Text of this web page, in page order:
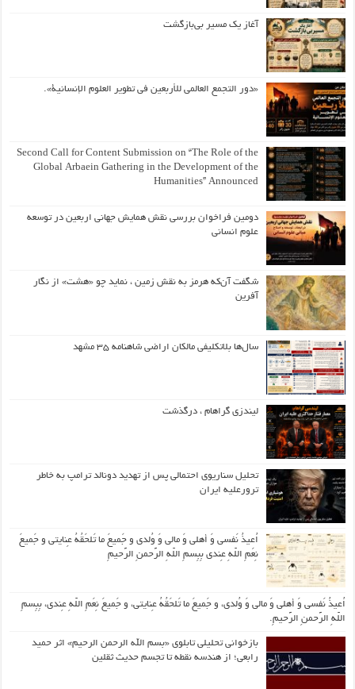
آغاز یک مسیر بی‌بازگشت
«دور التجمع العالمي للأربعين في تطوير العلوم الإنسانية».
Second Call for Content Submission on “The Role of the
Global Arbaein Gathering in the Development of the
Humanities” Announced
دومین فراخوان بررسی نقش همایش جهانی اربعین در توسعه
علوم انسانی
شگفت آن‌که هرمز به نقش زمین ، نماید چو «هشت» از نگار
آفرین
سال‌ها بلاتکلیفی مالکان اراضی شاهنامه ۳۵ مشهد
لیندزی گراهام ، درگذشت
تحلیل سناریوی احتمالی پس از تهدید دونالد ترامپ به خاطر
ترورعلیه ایران
اُعیذُ نَفسی وَ أهلی وَ مالی وَ وُلدی و جَمیعَ ما تَلحَقُهُ عِنایتی و جَمیعَ
نِعَمِ اللّهِ عِندی بِبِسمِ اللّهِ الرَّحمنِ الرَّحیمِ
اُعیذُ نَفسی وَ أهلی وَ مالی وَ وُلدی، و جَمیعَ ما تَلحَقُهُ عِنایتی، و جَمیعَ نِعَمِ اللّهِ عِندی، بِبِسمِ
اللّهِ الرَّحمنِ الرَّحیمِ.
بازخوانی تحلیلی تابلوی «بسم الله الرحمن الرحیم» اثر حمید
رابعی؛ از هندسه نقطه تا تجسم حدیث ثقلین